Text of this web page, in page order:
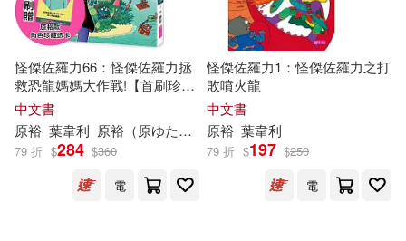
余秀美(6) 全正文(6)
洪凱莉(6) 達崙‧腦帆(6)
阿諾‧伊斯巴利達夫(6)
陳白阿連(6) 馬裕信(6)
浙江少年兒童出版社(26)
東立(23) 長鴻出版社(17)
台灣東販(9)
二十一世紀出版社(8)
展開
配送方式 (可複選)
怪傑佐羅力66：怪傑佐羅力拯
救恐龍媽媽大作戰!【首刷珍藏
透卡版】
中文書
原裕 葉韋利 原裕 （原ゆたか）
79 折 $284 $360
電
怪傑佐羅力1：怪傑佐羅力之打
敗噴火龍
中文書
原裕 葉韋利
79 折 $197 $250
電